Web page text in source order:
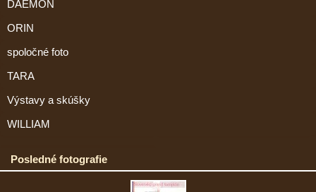
DAEMON
ORIN
spoločné foto
TARA
Výstavy a skúšky
WILLIAM
Posledné fotografie